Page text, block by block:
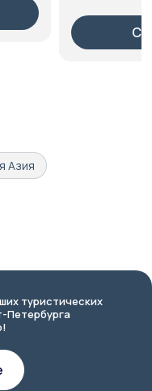
Азия
туристических
Петербурга